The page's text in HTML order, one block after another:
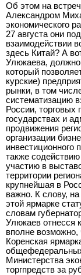
Об этом на
Александром
экономического
27 августа они
взаимодействии
здесь Китай? А
Улюкаева, должно
который
курские)
рынки, в том
систематизацию
России, торговых
государствах и
продвижения
организации
инвестиционного
также
участию в
территории
крупнейшая в
важно. К слову,
этой ярмарке
словам
Улюкаев отнесся
вполне возможно,
Коренская
Министерства
торгпредств за